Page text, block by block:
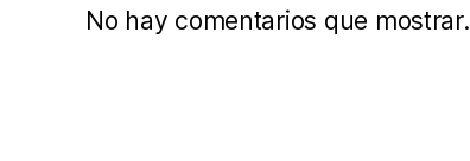
No hay comentarios que mostrar.